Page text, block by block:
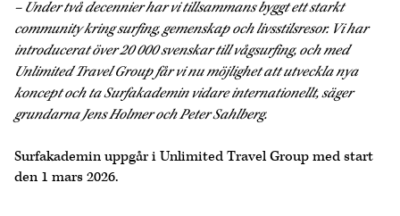
– Under två decennier har vi tillsammans byggt ett starkt
community kring surfing, gemenskap och livsstilsresor. Vi har
introducerat över 20 000 svenskar till vågsurfing, och med
Unlimited Travel Group får vi nu möjlighet att utveckla nya
koncept och ta Surfakademin vidare internationellt, säger
grundarna Jens Holmer och Peter Sahlberg.
Surfakademin uppgår i Unlimited Travel Group med start
den 1 mars 2026.